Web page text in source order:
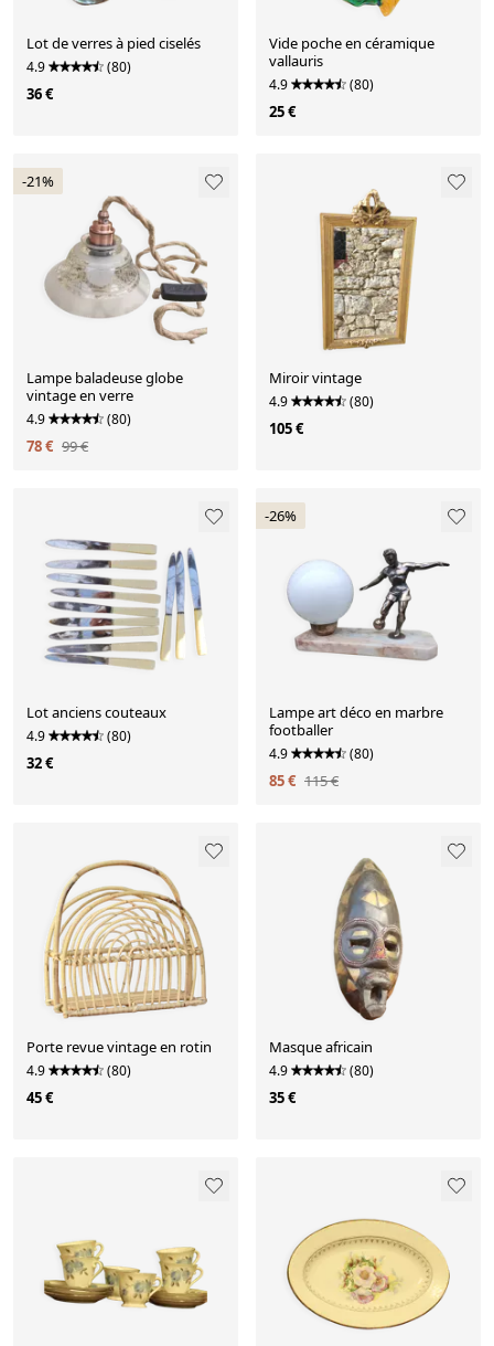
Lot de verres à pied ciselés
4.9 (80)
36 €
Vide poche en céramique
vallauris
4.9 (80)
25 €
-21%
Lampe baladeuse globe
vintage en verre
4.9 (80)
78 € 99 €
Miroir vintage
4.9 (80)
105 €
Lot anciens couteaux
4.9 (80)
32 €
-26%
Lampe art déco en marbre
footballer
4.9 (80)
85 € 115 €
Porte revue vintage en rotin
4.9 (80)
45 €
Masque africain
4.9 (80)
35 €